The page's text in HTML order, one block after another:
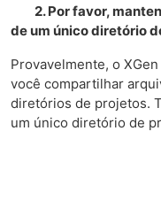
2. Por favor,
de um único diretório
Provavelmente, o
você compartilhar
diretórios de projetos.
um único diretório de